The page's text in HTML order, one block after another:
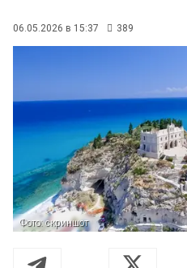
06.05.2026 в 15:37 389
Фото: скриншот